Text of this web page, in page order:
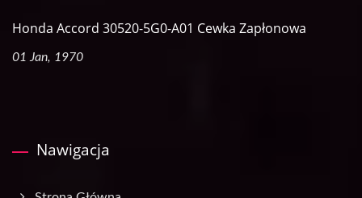
Honda Accord 30520-5G0-A01 Cewka Zapłonowa
01 Jan, 1970
Nawigacja